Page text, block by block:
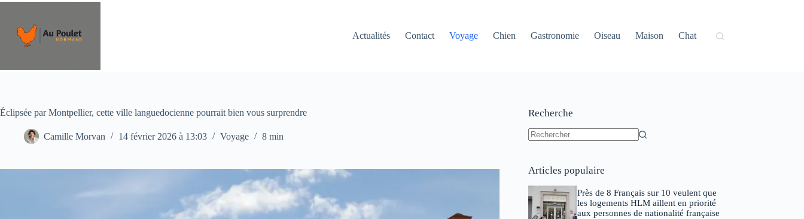
Passer
contenu
Actualités
Contact Voyage Chien Gastronomie Oiseau Maison Chat
Éclipsée par Montpellier, cette ville languedocienne pourrait bien vous surprendre
Camille Morvan 14 février 2026 à 13:03 Voyage 8 min
Recherche
Articles populaire
Près de 8 Français sur 10 veulent que
les logements HLM aillent en priorité
aux personnes de nationalité française